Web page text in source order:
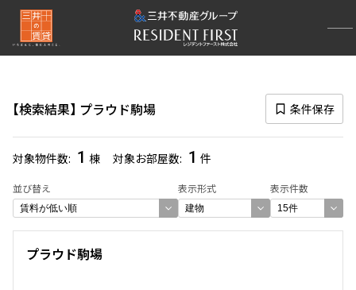
検索結果 プラウド駒場 条件保存
対象物件数 1 棟 対象お部屋数 1 件
並び替え 表示形式 表示件数
再検索ナビゲーション
賃料
〜
管理費/共益費含む
礼金なし
敷金なし
礼金１ヶ月以下
フリーレント付き
プラウド駒場